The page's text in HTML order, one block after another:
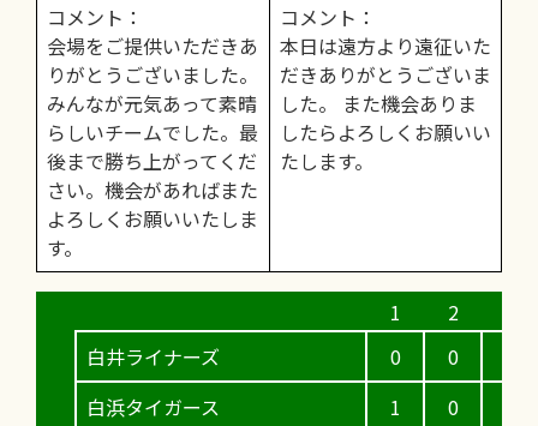
コメント：
会場をご提供いただきあ
りがとうございました。
みんなが元気あって素晴
らしいチームでした。最
後まで勝ち上がってくだ
さい。機会があればまた
よろしくお願いいたしま
す。
コメント：
本日は遠方より遠征いた
だきありがとうございま
した。 また機会ありま
したらよろしくお願いい
たします。
白井ライナーズ
白浜タイガース
0
1
0
0